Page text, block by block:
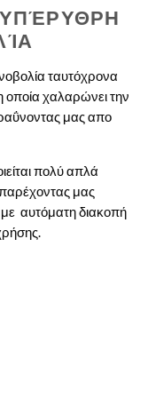
ταυτόχρονα
οποία χαλαρώνει την
μας απο
πολύ απλά
μας
αυτόματη διακοπή